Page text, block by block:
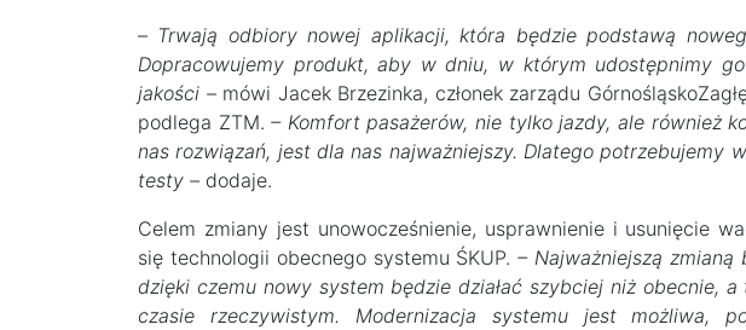
– Trwają odbiory nowej aplikacji, która będzie podstawą
Dopracowujemy produkt, aby w dniu, w którym udostępnimy
jakości –mówi Jacek Brzezinka, członek zarządu
podlega ZTM.– Komfort pasażerów, nie tylko jazdy, ale również
nas rozwiązań, jest dla nas najważniejszy. Dlatego potrzebujemy
testy – dodaje.
Celem zmiany jest unowocześnienie, usprawnienie i usunięcie
się technologii obecnego systemu ŚKUP.– Najważniejszą
dzięki czemu nowy system będzie działać szybciej niż obecnie,
czasie rzeczywistym. Modernizacja systemu jest możliwa,